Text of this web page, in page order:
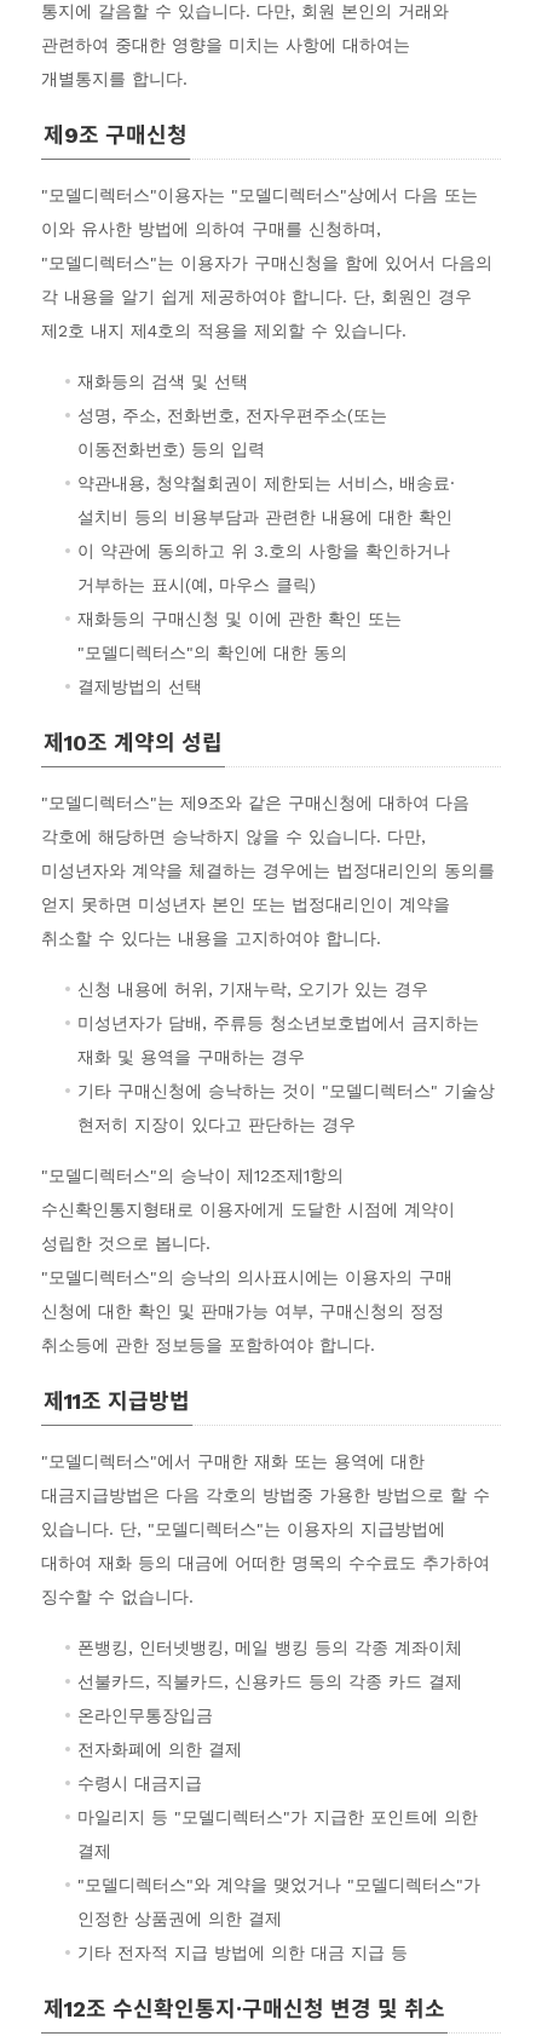
통지에 갈음할 수 있습니다. 다만, 회원 본인의 거래와
관련하여 중대한 영향을 미치는 사항에 대하여는
개별통지를 합니다.
제9조 구매신청
"모델디렉터스"이용자는 "모델디렉터스"상에서 다음 또는
이와 유사한 방법에 의하여 구매를 신청하며,
"모델디렉터스"는 이용자가 구매신청을 함에 있어서 다음의
각 내용을 알기 쉽게 제공하여야 합니다. 단, 회원인 경우
제2호 내지 제4호의 적용을 제외할 수 있습니다.
재화등의 검색 및 선택
성명, 주소, 전화번호, 전자우편주소(또는
이동전화번호) 등의 입력
약관내용, 청약철회권이 제한되는 서비스, 배송료·
설치비 등의 비용부담과 관련한 내용에 대한 확인
이 약관에 동의하고 위 3.호의 사항을 확인하거나
거부하는 표시(예, 마우스 클릭)
재화등의 구매신청 및 이에 관한 확인 또는
"모델디렉터스"의 확인에 대한 동의
결제방법의 선택
제10조 계약의 성립
"모델디렉터스"는 제9조와 같은 구매신청에 대하여 다음
각호에 해당하면 승낙하지 않을 수 있습니다. 다만,
미성년자와 계약을 체결하는 경우에는 법정대리인의 동의를
얻지 못하면 미성년자 본인 또는 법정대리인이 계약을
취소할 수 있다는 내용을 고지하여야 합니다.
신청 내용에 허위, 기재누락, 오기가 있는 경우
미성년자가 담배, 주류등 청소년보호법에서 금지하는
재화 및 용역을 구매하는 경우
기타 구매신청에 승낙하는 것이 "모델디렉터스" 기술상
현저히 지장이 있다고 판단하는 경우
"모델디렉터스"의 승낙이 제12조제1항의
수신확인통지형태로 이용자에게 도달한 시점에 계약이
성립한 것으로 봅니다.
"모델디렉터스"의 승낙의 의사표시에는 이용자의 구매
신청에 대한 확인 및 판매가능 여부, 구매신청의 정정
취소등에 관한 정보등을 포함하여야 합니다.
제11조 지급방법
"모델디렉터스"에서 구매한 재화 또는 용역에 대한
대금지급방법은 다음 각호의 방법중 가용한 방법으로 할 수
있습니다. 단, "모델디렉터스"는 이용자의 지급방법에
대하여 재화 등의 대금에 어떠한 명목의 수수료도 추가하여
징수할 수 없습니다.
폰뱅킹, 인터넷뱅킹, 메일 뱅킹 등의 각종 계좌이체
선불카드, 직불카드, 신용카드 등의 각종 카드 결제
온라인무통장입금
전자화폐에 의한 결제
수령시 대금지급
마일리지 등 "모델디렉터스"가 지급한 포인트에 의한
결제
"모델디렉터스"와 계약을 맺었거나 "모델디렉터스"가
인정한 상품권에 의한 결제
기타 전자적 지급 방법에 의한 대금 지급 등
제12조 수신확인통지·구매신청 변경 및 취소